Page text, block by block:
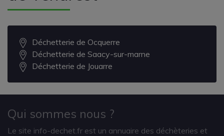
Déchetterie de Ocquerre
Déchetterie de Saacy-sur-marne
Déchetterie de Jouarre
Qui sommes nous ?
Le site info-dechet.fr est un annuaire des déchèteries et